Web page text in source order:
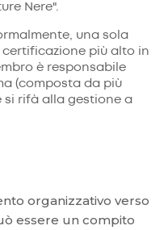
Nere".
una sola
più alto in
è responsabile
(composta da più
si rifà alla gestione a
organizzativo verso
essere un compito